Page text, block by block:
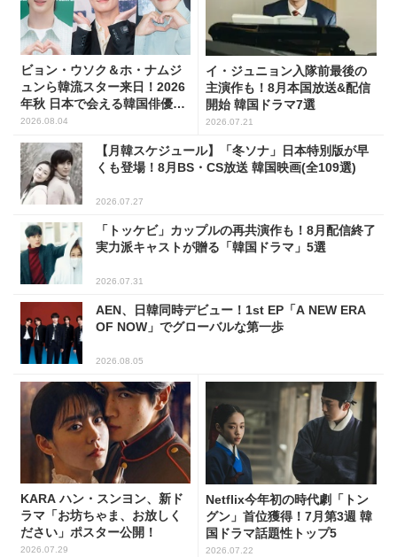
ビョン・ウソク＆ホ・ナムジ
ュンら韓流スター来日！2026
年秋 日本で会える韓国俳優10
人
2026.08.04
イ・ジュニョン入隊前最後の
主演作も！8月本国放送&配信
開始 韓国ドラマ7選
2026.07.21
【月韓スケジュール】「冬ソナ」日本特別版が早
くも登場！8月BS・CS放送 韓国映画(全109選)
2026.07.27
「トッケビ」カップルの再共演作も！8月配信終了
実力派キャストが贈る「韓国ドラマ」5選
2026.07.31
AEN、日韓同時デビュー！1st EP「A NEW ERA
OF NOW」でグローバルな第一歩
2026.08.05
KARA ハン・スンヨン、新ド
ラマ「お坊ちゃま、お放しく
ださい」ポスター公開！
2026.07.29
Netflix今年初の時代劇「トン
グン」首位獲得！7月第3週 韓
国ドラマ話題性トップ5
2026.07.22